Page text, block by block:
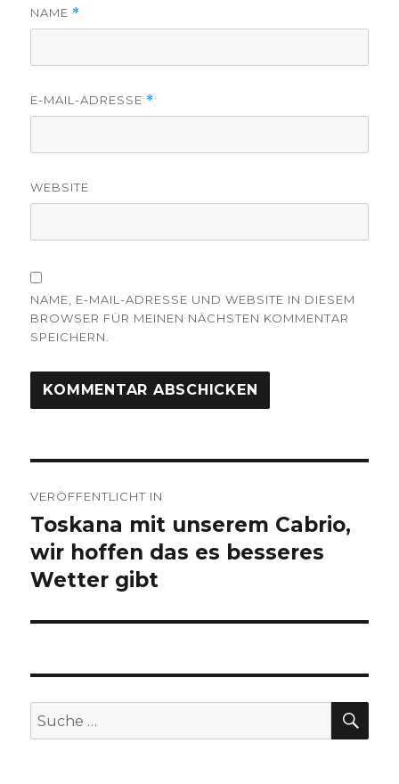
NAME *
E-MAIL-ADRESSE *
WEBSITE
NAME, E-MAIL-ADRESSE UND WEBSITE IN DIESEM
BROWSER FÜR MEINEN NÄCHSTEN KOMMENTAR
SPEICHERN.
VERÖFFENTLICHT IN
Toskana mit unserem Cabrio,
wir hoffen das es besseres
Wetter gibt
Suche
nach: